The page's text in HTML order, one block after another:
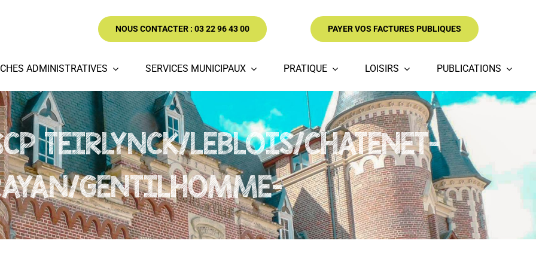
NOUS CONTACTER : 03 22 96 43 00 PAYER VOS FACTURES PUBLIQUES
ADMINISTRATIVES SERVICES MUNICIPAUX PRATIQUE LOISIRS PUBLICATIONS
TEIRLYNCK/LEBLOIS/CHATENET-
GENTILHOMME-